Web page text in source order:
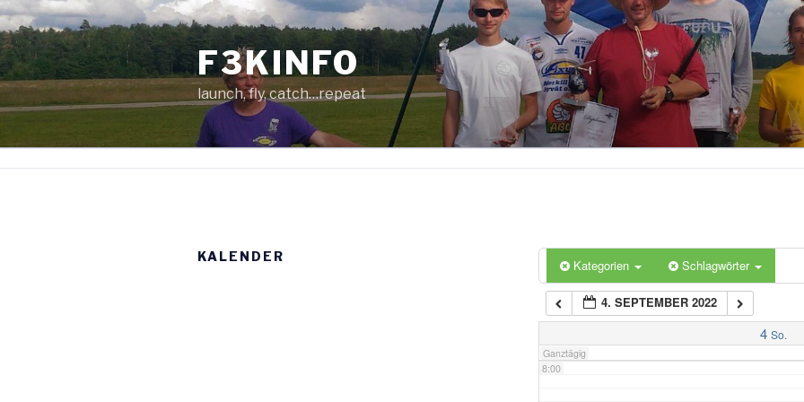
Zum
Inhalt
springen
F3KINFO
launch, fly, catch…repeat
KALENDER
Kategorien Schlagwörter
4. SEPTEMBER 2022
4 So.
Ganztägig
2:00
3:00
4:00
6:00
7:00
8:00